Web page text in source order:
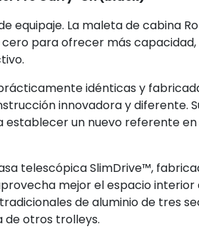
equipaje. La maleta de cabina
para ofrecer más
idénticas y
innovadora y diferente.
establecer un nuevo referente
telescópica SlimDrive™,
mejor el espacio
de aluminio de tres
de otros trolleys.